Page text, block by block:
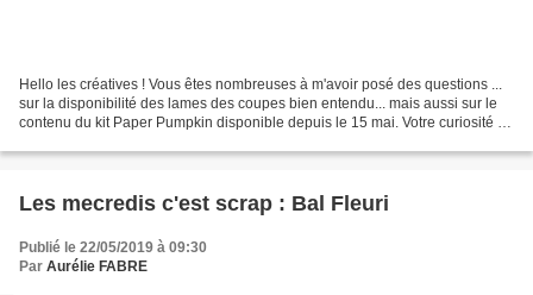
Hello les créatives ! Vous êtes nombreuses à m'avoir posé des questions ...
sur la disponibilité des lames des coupes bien entendu... mais aussi sur le
contenu du kit Paper Pumpkin disponible depuis le 15 mai. Votre curiosité va
Les mecredis c'est scrap : Bal Fleuri
Publié le 22/05/2019 à 09:30
Par Aurélie FABRE